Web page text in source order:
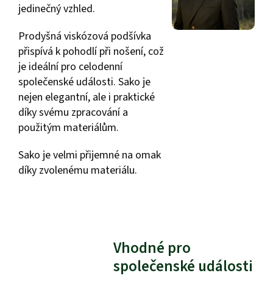
jedinečný vzhled.
Prodyšná viskózová podšívka
přispívá k pohodlí při nošení, což
je ideální pro celodenní
společenské události. Sako je
nejen elegantní, ale i praktické
díky svému zpracování a
použitým materiálům.
Sako je velmi přijemné na omak
díky zvolenému materiálu.
Vhodné pro
společenské události